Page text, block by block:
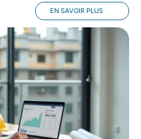
EN SAVOIR PLUS